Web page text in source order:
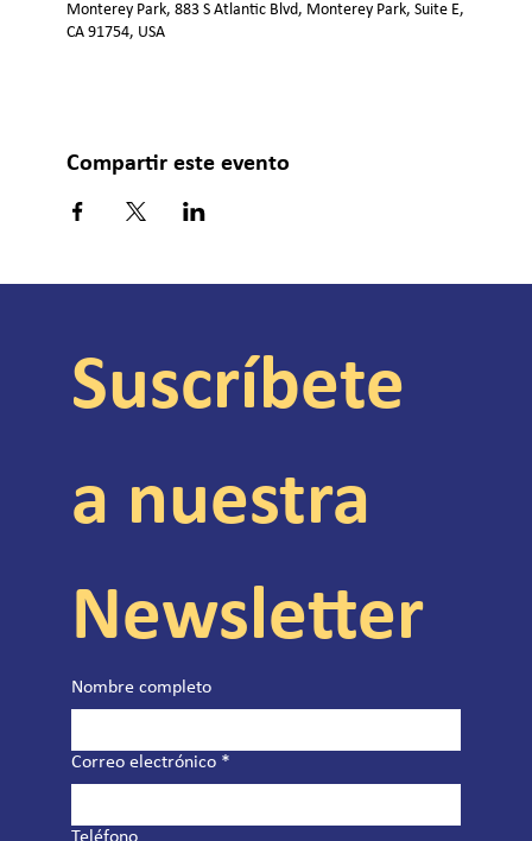
Monterey Park, 883 S Atlantic Blvd, Monterey Park, Suite E,
CA 91754, USA
Compartir este evento
Suscríbete
a nuestra
Newsletter
Nombre completo
Correo electrónico *